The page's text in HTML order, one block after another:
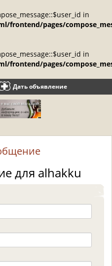
in
frontend/pages/
in
frontend/pages/
Дать объявление
для alhakku